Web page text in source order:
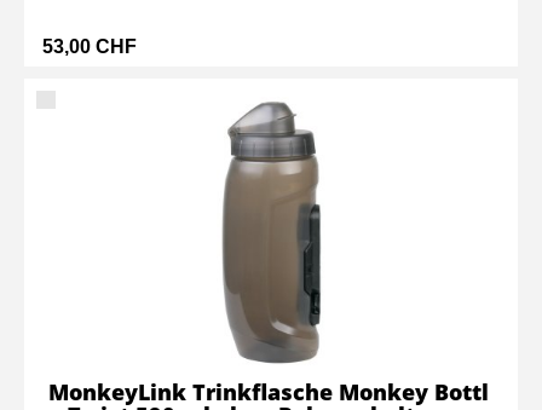
53,00 CHF
MonkeyLink Trinkflasche Monkey Bottl